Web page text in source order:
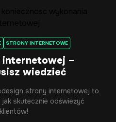
STRONY INTERNETOWE
internetowej –
wiedzieć
strony internetowej to
skutecznie odświeżyć